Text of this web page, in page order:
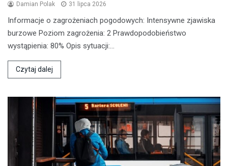
Damian Polak 31 lipca 2026
Informacje o zagrożeniach pogodowych: Intensywne zjawiska
burzowe Poziom zagrożenia: 2 Prawdopodobieństwo
wystąpienia: 80% Opis sytuacji:…
Czytaj dalej